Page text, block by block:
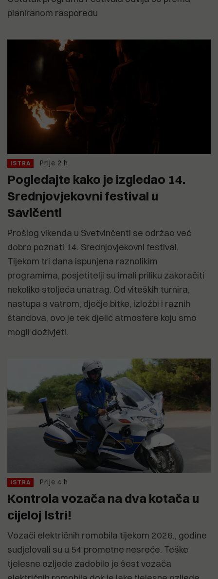
planiranom rasporedu
ISTRA Prije 2 h
Pogledajte kako je izgledao 14.
Srednjovjekovni festival u
Savičenti
Prošlog vikenda u Svetvinčenti se održao već
dobro poznati 14. Srednjovjekovni festival.
Tijekom tri dana ispunjena raznolikim
programima, posjetitelji su imali priliku zakoračiti
nekoliko stoljeća unatrag. Od viteških turnira,
nastupa s vatrom, dječje bitke, izložbi i raznih
štandova, ovo je tek djelić atmosfere koju smo
mogli doživjeti.
ISTRA Prije 4 h
Kontrola vozača na dva kotača u
cijeloj Istri!
Vozači električnih romobila tijekom 2026., godine
sudjelovali su u 54 prometne nesreće. Teške
tjelesne ozljede zadobilo je šest vozača